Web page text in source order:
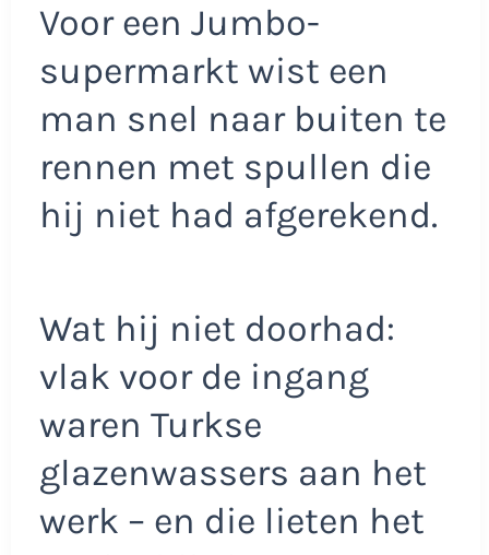
Voor een Jumbo-
supermarkt wist een
man snel naar buiten te
rennen met spullen die
hij niet had afgerekend.
Wat hij niet doorhad:
vlak voor de ingang
waren Turkse
glazenwassers aan het
werk – en die lieten het